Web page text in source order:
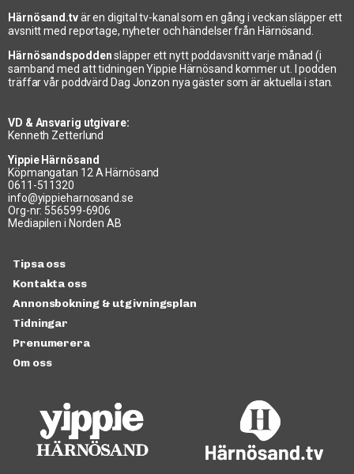
Härnösand.tvär en digital tv-kanal som en gång i veckan släpper ett
avsnitt med reportage, nyheter och händelser från Härnösand.
Härnösandspoddensläpper ett nytt poddavsnitt varje månad (i
samband med att tidningen Yippie Härnösand kommer ut. I podden
träffar vår poddvärd Dag Jonzon nya gäster som är aktuella i stan.
VD & Ansvarig utgivare:
Kenneth Zetterlund
Yippie Härnösand
Köpmangatan 12 A Härnösand
0611-511320
info@yippieharnosand.se
Org-nr: 556599-6906
Mediapilen i Norden AB
Tipsa oss
Kontakta oss
Annonsbokning & utgivningsplan
Tidningar
Prenumerera
Om oss